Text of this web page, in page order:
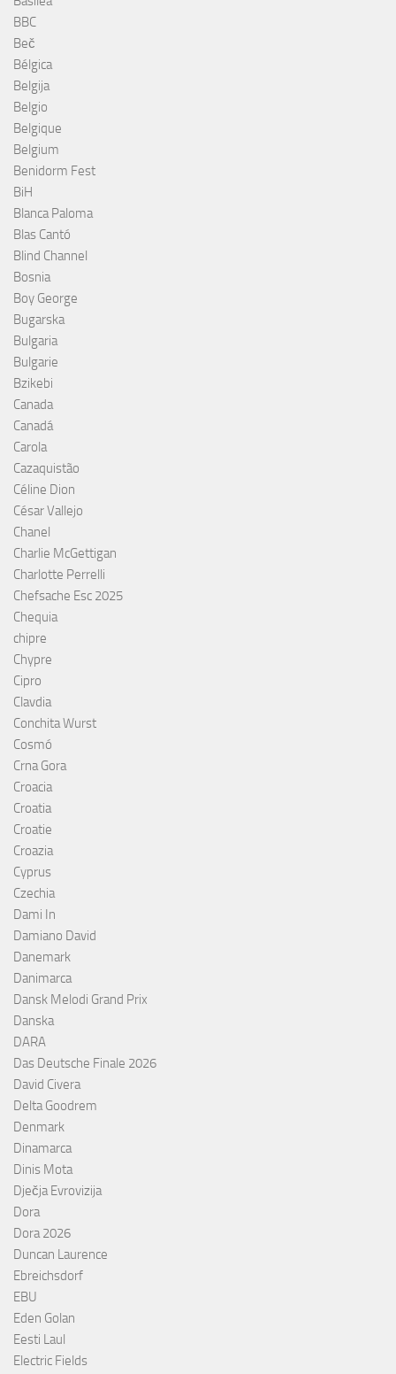
BBC
Beč
Bélgica
Belgija
Belgio
Belgique
Belgium
Benidorm Fest
BiH
Blanca Paloma
Blas Cantó
Blind Channel
Bosnia
Boy George
Bugarska
Bulgaria
Bulgarie
Bzikebi
Canada
Canadá
Carola
Cazaquistão
Céline Dion
César Vallejo
Chanel
Charlie McGettigan
Charlotte Perrelli
Chefsache Esc 2025
Chequia
chipre
Chypre
Cipro
Clavdia
Conchita Wurst
Cosmó
Crna Gora
Croacia
Croatia
Croatie
Croazia
Cyprus
Czechia
Dami In
Damiano David
Danemark
Danimarca
Dansk Melodi Grand Prix
Danska
DARA
Das Deutsche Finale 2026
David Civera
Delta Goodrem
Denmark
Dinamarca
Dinis Mota
Dječja Evrovizija
Dora
Dora 2026
Duncan Laurence
Ebreichsdorf
EBU
Eden Golan
Eesti Laul
Electric Fields